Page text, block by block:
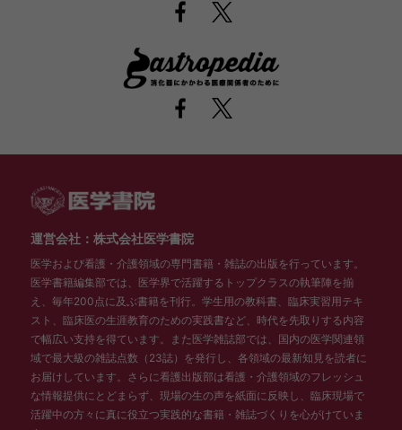
運営会社：株式会社医学書院
医学および看護・介護領域の専門書籍・雑誌の出版を行っています。
医学書籍編集部では、医学界で活躍するトップクラスの執筆陣を揃
え、毎年200点に及ぶ書籍を刊行。学生用の教科書、臨床実習用テキ
スト、臨床医の生涯教育のための実践書など、時代を先取りする内容
で幅広い支持を得ています。また医学雑誌部では、国内の医学関連領
域で最大級の雑誌点数（23誌）を発行し、各領域の最新知見を読者に
お届けしています。さらに看護出版部は看護・介護領域のフレッシュ
な情報提供にとどまらず、現場の生の声を紙面に反映し、臨床現場で
活躍中の方々に真に役立つ実践的な書籍・雑誌づくりを心がけていま